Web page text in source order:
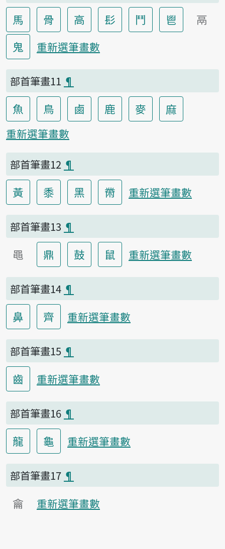
馬 骨 高 髟 鬥 鬯
鬲
鬼
重新選筆畫數
部首筆畫11 ¶
魚 鳥 鹵 鹿 麥 麻
重新選筆畫數
部首筆畫12 ¶
黃 黍 黑 黹 重新選筆畫數
部首筆畫13 ¶
黽 鼎 鼓 鼠 重新選筆畫數
部首筆畫14 ¶
鼻 齊 重新選筆畫數
部首筆畫15 ¶
齒 重新選筆畫數
部首筆畫16 ¶
龍 龜 重新選筆畫數
部首筆畫17 ¶
龠 重新選筆畫數